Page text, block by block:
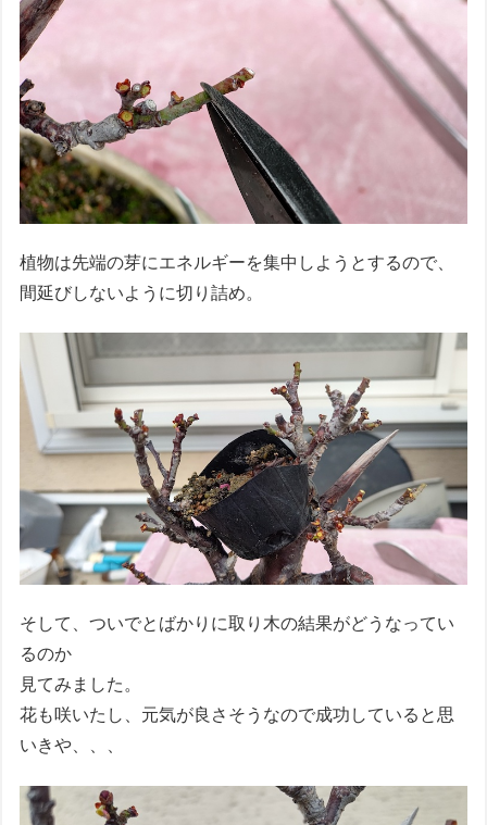
植物は先端の芽にエネルギーを集中しようとするので、
間延びしないように切り詰め。
そして、ついでとばかりに取り木の結果がどうなってい
るのか
見てみました。
花も咲いたし、元気が良さそうなので成功していると思
いきや、、、